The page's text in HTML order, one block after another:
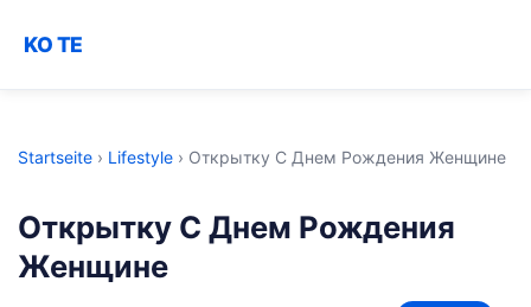
KO TE
Startseite › Lifestyle › Открытку С Днем Рождения Женщине
Открытку С Днем Рождения
Женщине